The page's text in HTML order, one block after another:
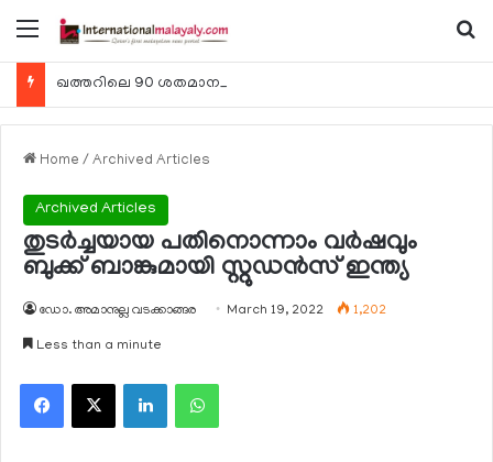
Menu
Home / Archived Articles
Archived Articles
തുടര്‍ച്ചയായ പതിനൊന്നാം വര്‍ഷവും
ബുക്ക് ബാങ്കുമായി സ്റ്റുഡന്‍സ് ഇന്ത്യ
ഡോ. അമാനുല്ല വടക്കാങ്ങര March 19, 2022 1,202
Less than a minute
Facebook
X LinkedInWhatsApp